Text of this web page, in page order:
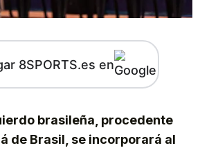
8SPORTS.es en
brasileña, procedente
de Brasil, se incorporará al